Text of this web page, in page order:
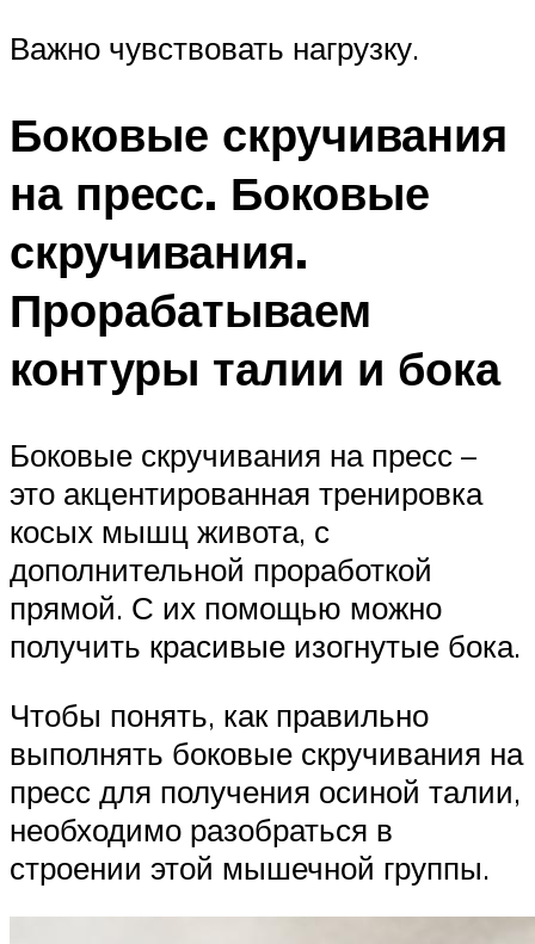
Важно чувствовать нагрузку.
Боковые скручивания
на пресс. Боковые
скручивания.
Прорабатываем
контуры талии и бока
Боковые скручивания на пресс –
это акцентированная тренировка
косых мышц живота, с
дополнительной проработкой
прямой. С их помощью можно
получить красивые изогнутые бока.
Чтобы понять, как правильно
выполнять боковые скручивания на
пресс для получения осиной талии,
необходимо разобраться в
строении этой мышечной группы.